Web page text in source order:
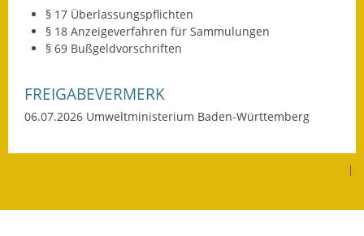
Gebäuden
Hochwassergefahrenkarte
Kernzeitbetreuung
§ 17 Überlassungspflichten
§ 18 Anzeigeverfahren für Sammulungen
§ 69 Bußgeldvorschriften
FREIGABEVERMERK
06.07.2026 Umweltministerium Baden-Württemberg
|